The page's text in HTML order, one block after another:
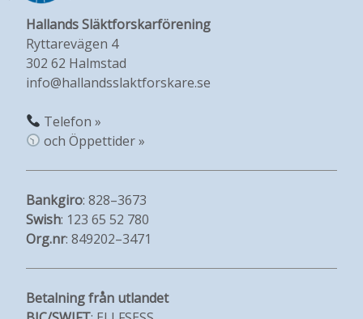
Hallands Släktforskarförening
Ryttarevägen 4
302 62 Halmstad
info@hallandsslaktforskare.se
Telefon »
och Öppettider »
Bankgiro: 828–3673
Swish: 123 65 52 780
Org.nr: 849202–3471
Betalning från utlandet